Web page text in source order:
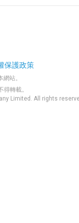
保護政策
站。
轉載。
Limited. All rights